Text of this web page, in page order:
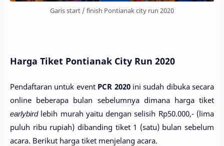
Garis start / finish Pontianak city run 2020
Harga Tiket Pontianak City Run 2020
Pendaftaran untuk event PCR 2020ini sudah dibuka secara
online beberapa bulan sebelumnya dimana harga tiket
earlybirdlebih murah yaitu dengan selisih Rp50.000,- (lima
puluh ribu rupiah) dibanding tiket 1 (satu) bulan sebelum
acara. Berikut harga tiket menjelang acara.